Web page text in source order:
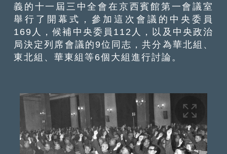
義的十一屆三中全會在京西賓館第一會議室
舉行了開幕式，參加這次會議的中央委員
169人，候補中央委員112人，以及中央政治
局決定列席會議的9位同志，共分為華北組、
東北組、華東組等6個大組進行討論。